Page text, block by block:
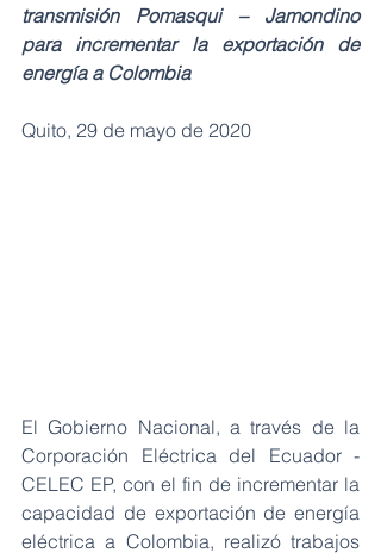
transmisión Pomasqui – Jamondino
para incrementar la exportación de
energía a Colombia
Quito, 29 de mayo de 2020
El Gobierno Nacional, a través de la
Corporación Eléctrica del Ecuador -
CELEC EP, con el fin de incrementar la
capacidad de exportación de energía
eléctrica a Colombia, realizó trabajos